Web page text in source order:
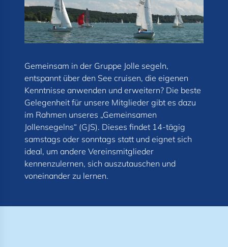
Gemeinsam in der Gruppe Jolle segeln,
entspannt über den See cruisen, die eigenen
Kenntnisse anwenden und erweitern? Die beste
Gelegenheit für unsere Mitglieder gibt es dazu
im Rahmen unseres „Gemeinsamen
Jollensegelns“ (GJS). Dieses findet 14-tägig
samstags oder sonntags statt und eignet sich
ideal, um andere Vereinsmitglieder
kennenzulernen, sich auszutauschen und